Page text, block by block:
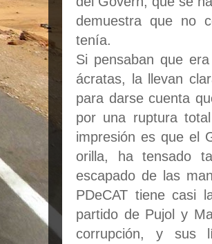
demuestra que no
tenía.
Si pensaban que
ácratas, la llevan
para darse cuenta
por una ruptura
impresión es que el
orilla, ha tensado
escapado de las
PDeCAT tiene casi
partido de Pujol y
corrupción, y sus